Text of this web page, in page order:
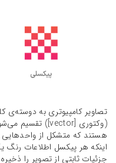
هستند که متشکل از واحدهایی
اینکه هر پیکسل اطلاعات رنگ
جزئیات ثابتی از تصویر را